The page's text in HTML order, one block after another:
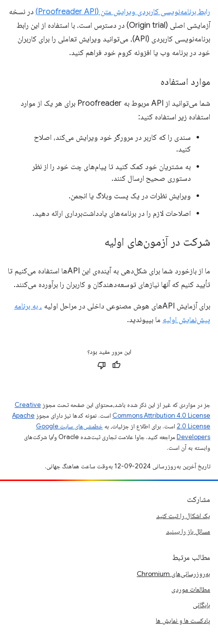
رابط برنامه‌نویسی کاربردی ویرایش متن (Proofreader API)
در نسخه
آزمایشی اصلی (Origin trial) در دسترس است. با استفاده از این رابط
برنامه‌نویسی کاربردی (API)، می‌توانید ویرایش تعاملی را برای کاربران
خود در برنامه وب یا افزونه کروم خود فراهم کنید.
موارد استفاده
شما می‌توانید از API مربوط به Proofreader برای هر یک از موارد
استفاده زیر استفاده کنید:
سندی را که کاربر در مرورگر خود ویرایش می‌کند، اصلاح
کنید.
به مشتریان خود کمک کنید تا پیام‌های چت خود را از نظر
دستوری صحیح ارسال کنند.
ویرایش نظرات در یک پست وبلاگ یا انجمن.
اصلاحات لازم را در برنامه‌های یادداشت‌برداری ارائه دهید.
شرکت در آزمون‌های اولیه
ما از بازخورد شما برای شکل‌دهی به آینده‌ی این APIها استفاده می‌کنیم تا
تأیید کنیم که آنها نیازهای توسعه‌دهندگان و کاربران را برآورده می‌کنند.
برای آزمایش APIهای هوش مصنوعی داخلی در مراحل اولیه
، به برنامه
پیش‌نمایش اولیه ما بپیوندید.
این مرور مفید بود؟
جز در مواردی که غیر از این ذکر شده باشد،‌محتوای این صفحه تحت مجوز Creative
Commons Attribution 4.0 License است. نمونه کدها نیز دارای مجوز Apache
2.0 License است. برای اطلاع از جزئیات، به
خطمشی‌های سایت Google
Developers‏
مراجعه کنید. جاوا علامت تجاری ثبت‌شده Oracle و/یا شرکت‌های
وابسته به آن است.
تاریخ آخرین به‌روزرسانی 2024-09-12 به‌وقت ساعت هماهنگ جهانی.
مشارکت
یک اشکال را ثبت کنید
مسائل باز را ببینید
مطالب مرتبط
به‌روزرسانی‌های Chromium
مطالعات موردی
بایگانی
پادکست ها و نمایش ها